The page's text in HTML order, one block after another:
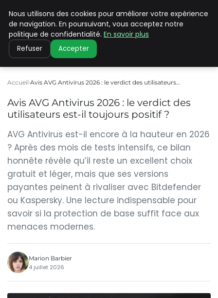
PILAT PATRIMOINES
Accueil Avis AVG Antivirus 2026 : le verdict des utilisateurs…
Avis AVG Antivirus 2026 : le verdict des
utilisateurs est-il toujours positif ?
AVG Antivirus est-il encore à la hauteur en 2026
? Après des mois de tests intensifs, ce bilan
honnête révèle qu’il reste un excellent choix
gratuit et léger, mais que ses versions
payantes peinent à rivaliser avec Bitdefender
ou Kaspersky. Une lecture indispensable pour
savoir si la protection de base suffit face aux
menaces modernes.
Marion Barbier
4 juillet 2026
Nous utilisons des cookies pour améliorer votre expérience
de navigation. En poursuivant, vous acceptez notre
politique de confidentialité. En savoir plus
Refuser Accepter